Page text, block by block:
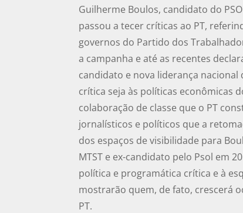
Guilherme Boulos, candidato do
passou a tecer críticas ao PT,
governos do Partido dos
a campanha e até as recentes
candidato e nova liderança
crítica seja às políticas econômicas
colaboração de classe que o PT
jornalísticos e políticos que a
dos espaços de visibilidade para
MTST e ex-candidato pelo Psol em
política e programática crítica e à
mostrarão quem, de fato, crescerá
PT.